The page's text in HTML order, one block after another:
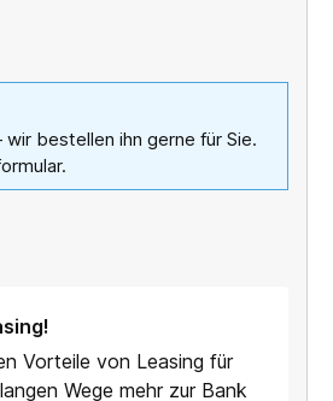
bestellen ihn gerne für Sie.
Vorteile von Leasing für
Wege mehr zur Bank